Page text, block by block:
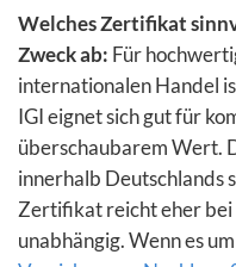
Welches Zertifikat
Zweck ab: Für
internationalen Handel
IGI eignet sich gut für
überschaubarem Wert.
innerhalb Deutschlands
Zertifikat reicht eher
unabhängig. Wenn es um